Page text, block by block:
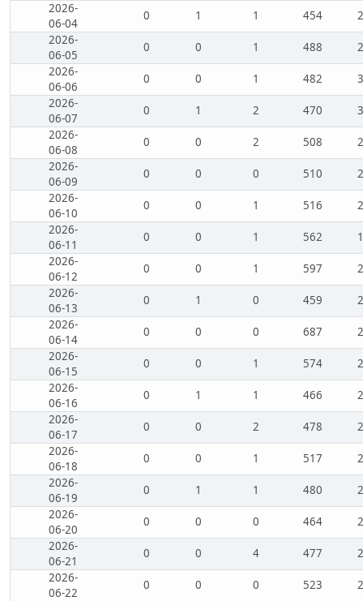
2026-
06-04
0 1 1 454
2026-
06-05
0 0 1 488
2026-
06-06
0 0 1 482
2026-
06-07
0 1 2 470
2026-
06-08
0 0 2 508
2026-
06-09
0 0 0 510
2026-
06-10
0 0 1 516
2026-
06-11
0 0 1 562
2026-
06-12
0 0 1 597
2026-
06-13
0 1 0 459
2026-
06-14
0 0 0 687
2026-
06-15
0 0 1 574
2026-
06-16
0 1 1 466
2026-
06-17
0 0 2 478
2026-
06-18
0 0 1 517
2026-
06-19
0 1 1 480
2026-
06-20
0 0 0 464
2026-
06-21
0 0 4 477
2026-
06-22
0 0 0 523